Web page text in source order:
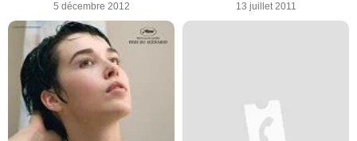
5 décembre 2012 13 juillet 2011